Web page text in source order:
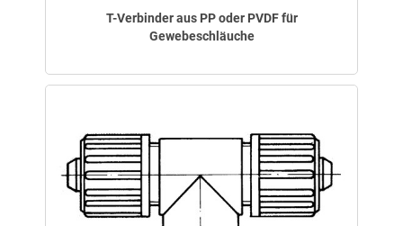
T-Verbinder aus PP oder PVDF für
Gewebeschläuche